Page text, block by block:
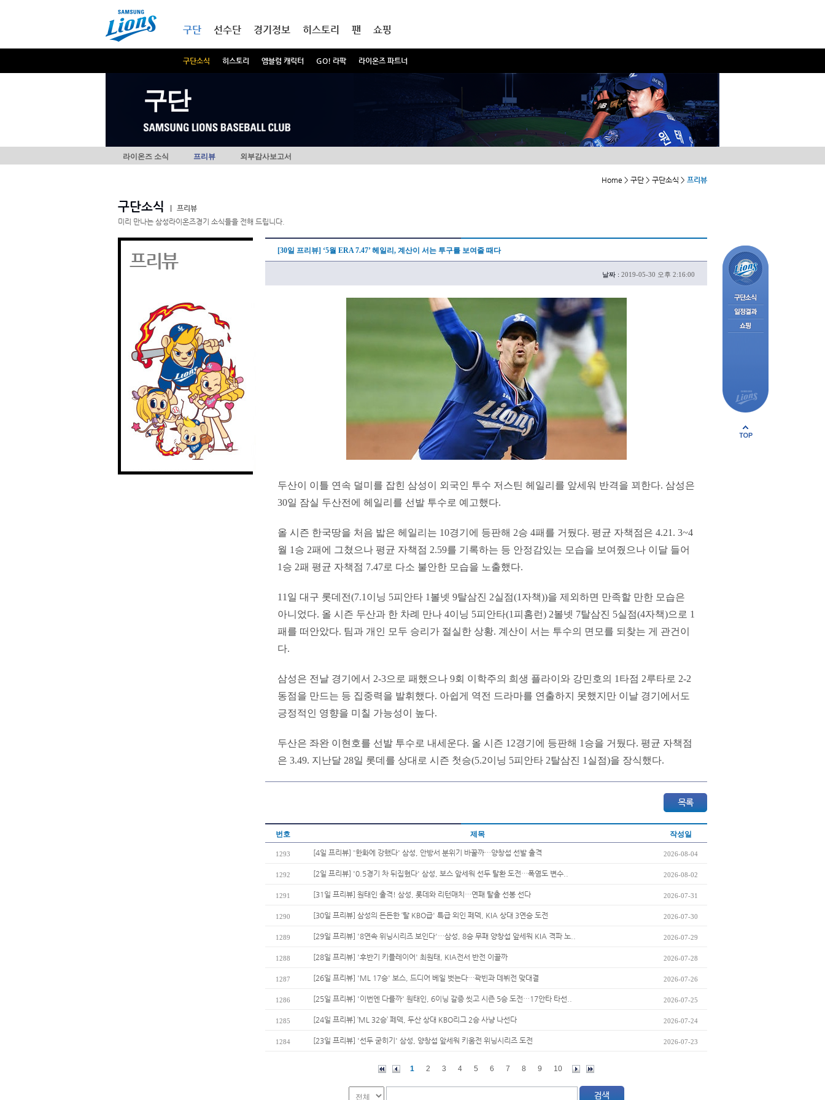
구단
구단소식 히스토리 엠블럼 캐릭터 GO! 라팍 라이온즈 파트너
선수단 경기정보 히스토리 팬 쇼핑
구단
라이온즈 소식 프리뷰 외부감사보고서
Home > 구단 > 구단소식 > 프리뷰
구단소식
프리뷰
미리 만나는 삼성라이온즈경기 소식들을 전해 드립니다.
프리뷰 [30일 프리뷰] ‘5월 ERA 7.47’ 헤일리, 계산이 서는 투구를 보여줄 때다
날짜 : 2019-05-30 오후 2:16:00
두산이 이틀 연속 덜미를 잡힌 삼성이 외국인 투수 저스틴 헤일리를 앞세워 반격을 꾀한다. 삼성은
30일 잠실 두산전에 헤일리를 선발 투수로 예고했다.
올 시즌 한국땅을 처음 밟은 헤일리는 10경기에 등판해 2승 4패를 거뒀다. 평균 자책점은 4.21. 3~4
월 1승 2패에 그쳤으나 평균 자책점 2.59를 기록하는 등 안정감있는 모습을 보여줬으나 이달 들어
1승 2패 평균 자책점 7.47로 다소 불안한 모습을 노출했다.
11일 대구 롯데전(7.1이닝 5피안타 1볼넷 9탈삼진 2실점(1자책))을 제외하면 만족할 만한 모습은
아니었다. 올 시즌 두산과 한 차례 만나 4이닝 5피안타(1피홈런) 2볼넷 7탈삼진 5실점(4자책)으로 1
패를 떠안았다. 팀과 개인 모두 승리가 절실한 상황. 계산이 서는 투수의 면모를 되찾는 게 관건이
다.
삼성은 전날 경기에서 2-3으로 패했으나 9회 이학주의 희생 플라이와 강민호의 1타점 2루타로 2-2
동점을 만드는 등 집중력을 발휘했다. 아쉽게 역전 드라마를 연출하지 못했지만 이날 경기에서도
긍정적인 영향을 미칠 가능성이 높다.
두산은 좌완 이현호를 선발 투수로 내세운다. 올 시즌 12경기에 등판해 1승을 거뒀다. 평균 자책점
은 3.49. 지난달 28일 롯데를 상대로 시즌 첫승(5.2이닝 5피안타 2탈삼진 1실점)을 장식했다.
번호 제목 작성일
1293 [4일 프리뷰] '한화에 강했다' 삼성, 안방서 분위기 바꿀까…양창섭 선발 출격 2026-08-04
1292 [2일 프리뷰] '0.5경기 차 뒤집혔다' 삼성, 보스 앞세워 선두 탈환 도전…폭염도 변수.. 2026-08-02
1291 [31일 프리뷰] 원태인 출격! 삼성, 롯데와 리턴매치…연패 탈출 선봉 선다 2026-07-31
1290 [30일 프리뷰] 삼성의 든든한 ‘탈 KBO급' 특급 외인 페덱, KIA 상대 3연승 도전 2026-07-30
1289 [29일 프리뷰] '8연속 위닝시리즈 보인다'…삼성, 8승 무패 양창섭 앞세워 KIA 격파 노.. 2026-07-29
1288 [28일 프리뷰] '후반기 키플레이어' 최원태, KIA전서 반전 이끌까 2026-07-28
1287 [26일 프리뷰] 'ML 17승' 보스, 드디어 베일 벗는다…곽빈과 데뷔전 맞대결 2026-07-26
1286 [25일 프리뷰] '이번엔 다를까' 원태인, 6이닝 갈증 씻고 시즌 5승 도전…17안타 타선.. 2026-07-25
1285 [24일 프리뷰] ‘ML 32승’ 페덱, 두산 상대 KBO리그 2승 사냥 나선다 2026-07-24
1284 [23일 프리뷰] '선두 굳히기' 삼성, 양창섭 앞세워 키움전 위닝시리즈 도전 2026-07-23
1 2 3 4 5 6 7 8 9 10